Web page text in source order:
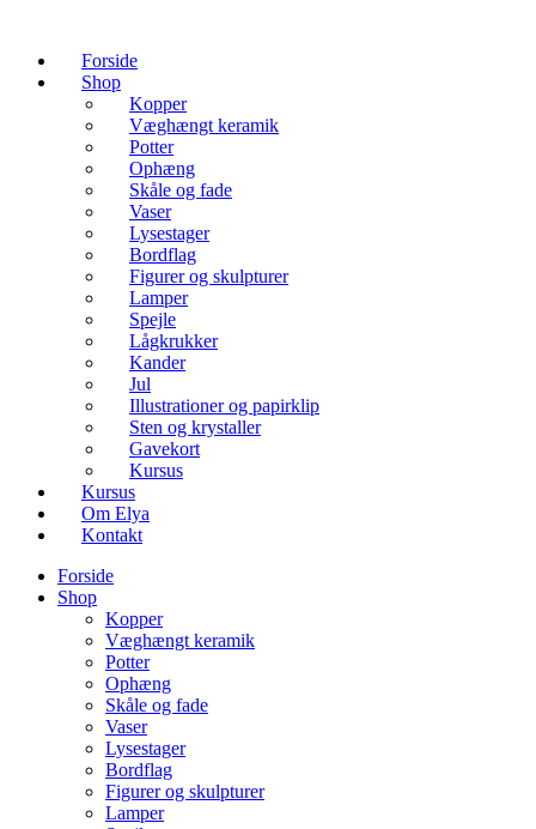
Forside
Shop
Kopper
Væghængt keramik
Potter
Ophæng
Skåle og fade
Vaser
Lysestager
Bordflag
Figurer og skulpturer
Lamper
Spejle
Lågkrukker
Kander
Jul
Illustrationer og papirklip
Sten og krystaller
Gavekort
Kursus
Kursus
Om Elya
Kontakt
Forside
Shop
Kopper
Væghængt keramik
Potter
Ophæng
Skåle og fade
Vaser
Lysestager
Bordflag
Figurer og skulpturer
Lamper